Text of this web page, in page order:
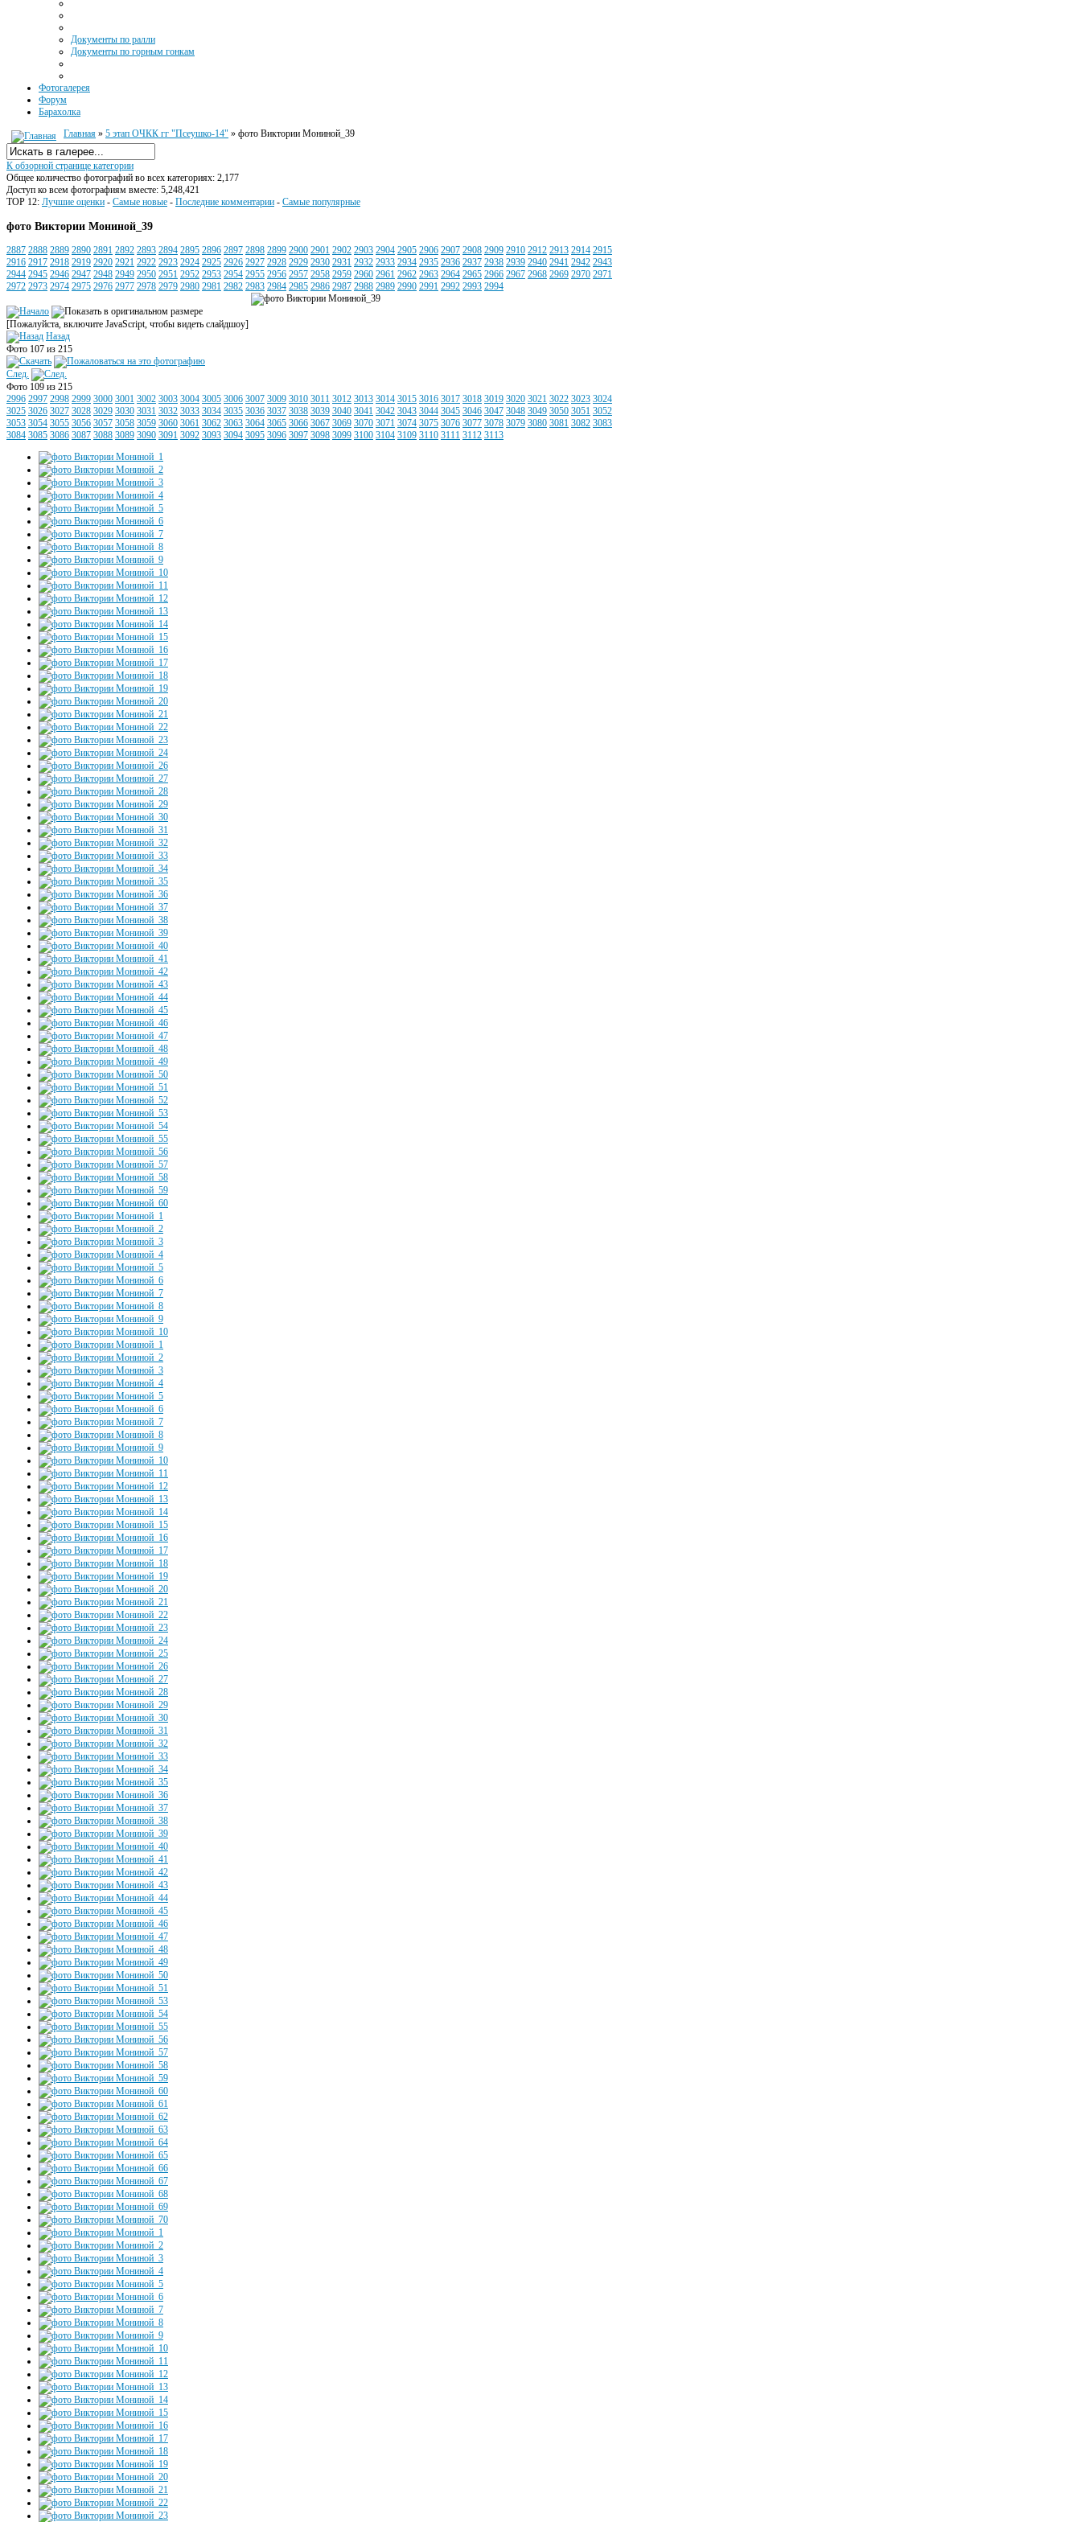
Документы по ралли
Документы по горным гонкам
Фотогалерея
Форум
Барахолка
Главная » 5 этап ОЧКК гг "Псеушко-14" » фото Виктории Мониной_39
К обзорной странице категории
Общее количество фотографий во всех категориях: 2,177
Доступ ко всем фотографиям вместе: 5,248,421
TOP 12: Лучшие оценки - Самые новые - Последние комментарии - Самые популярные
фото Виктории Мониной_39
2887 2888 2889 2890 2891 2892 2893 2894 2895 2896 2897 2898 2899 2900 2901 2902 2903 2904 2905 2906 2907 2908 2909 2910 2912 2913 2914 2915
2916 2917 2918 2919 2920 2921 2922 2923 2924 2925 2926 2927 2928 2929 2930 2931 2932 2933 2934 2935 2936 2937 2938 2939 2940 2941 2942 2943
2944 2945 2946 2947 2948 2949 2950 2951 2952 2953 2954 2955 2956 2957 2958 2959 2960 2961 2962 2963 2964 2965 2966 2967 2968 2969 2970 2971
2972 2973 2974 2975 2976 2977 2978 2979 2980 2981 2982 2983 2984 2985 2986 2987 2988 2989 2990 2991 2992 2993 2994
[Пожалуйста, включите JavaScript, чтобы видеть слайдшоу]
Назад
Фото 107 из 215
След.
Фото 109 из 215
2996 2997 2998 2999 3000 3001 3002 3003 3004 3005 3006 3007 3009 3010 3011 3012 3013 3014 3015 3016 3017 3018 3019 3020 3021 3022 3023 3024
3025 3026 3027 3028 3029 3030 3031 3032 3033 3034 3035 3036 3037 3038 3039 3040 3041 3042 3043 3044 3045 3046 3047 3048 3049 3050 3051 3052
3053 3054 3055 3056 3057 3058 3059 3060 3061 3062 3063 3064 3065 3066 3067 3069 3070 3071 3074 3075 3076 3077 3078 3079 3080 3081 3082 3083
3084 3085 3086 3087 3088 3089 3090 3091 3092 3093 3094 3095 3096 3097 3098 3099 3100 3104 3109 3110 3111 3112 3113